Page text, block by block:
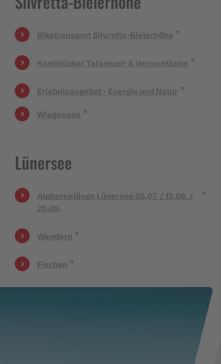
Biketransport Silvretta-Bielerhöhe
Kombiticket Tafamunt- & Vermuntbahn
Erlebnisangebot - Energie und Natur
Wiegensee
Lünersee
Alphornklänge Lünersee 05.07. / 13.09. /
25.09.
Wandern
Fischen